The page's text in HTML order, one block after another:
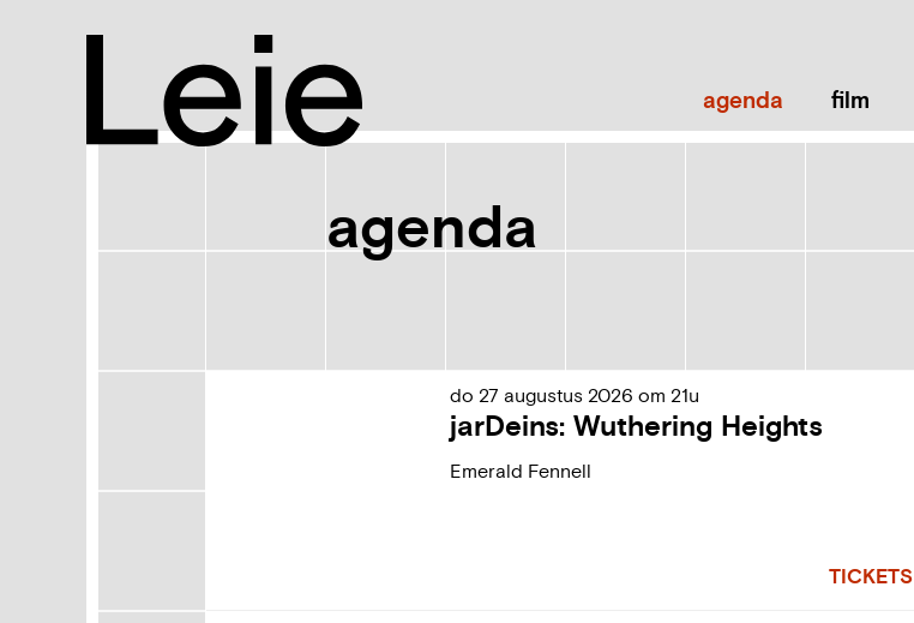
resultaten
agenda film
agenda
do 27 augustus 2026 om 21u
jarDeins: Wuthering Heights
Emerald Fennell
TICKETS